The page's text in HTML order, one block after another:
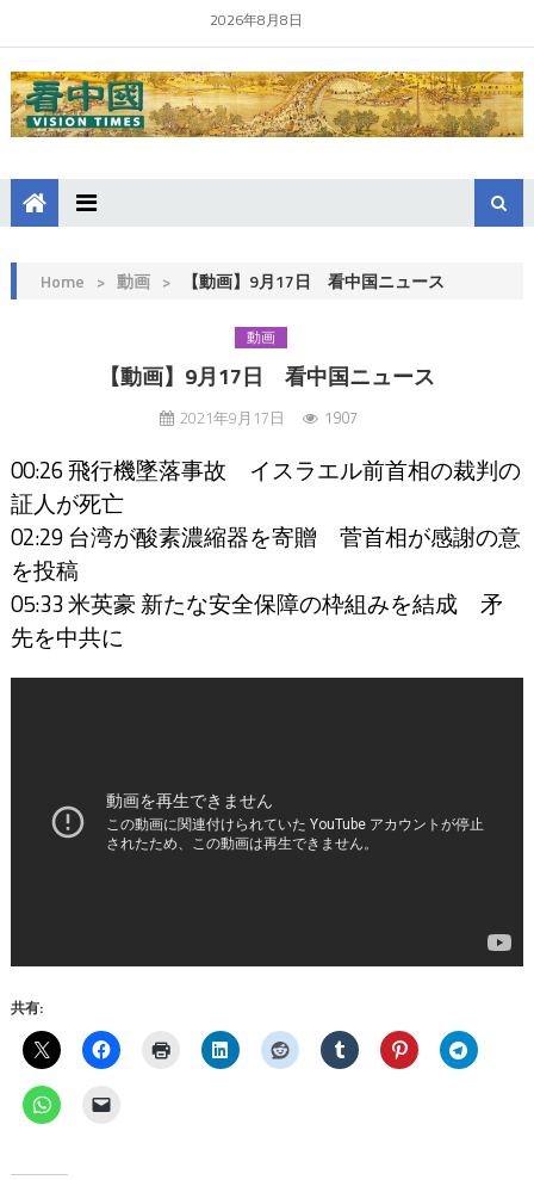
2026年8月8日
Home > 動画 > 【動画】9月17日 看中国ニュース
動画
【動画】9月17日 看中国ニュース
2021年9月17日 1907
00:26 飛行機墜落事故 イスラエル前首相の裁判の
証人が死亡
02:29 台湾が酸素濃縮器を寄贈 菅首相が感謝の意
を投稿
05:33 米英豪 新たな安全保障の枠組みを結成 矛
先を中共に
共有: